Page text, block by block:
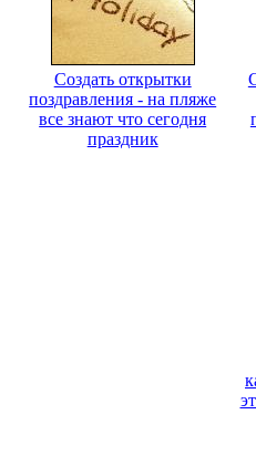
Создать открытки
поздравления - на пляже
все знают что сегодня
праздник